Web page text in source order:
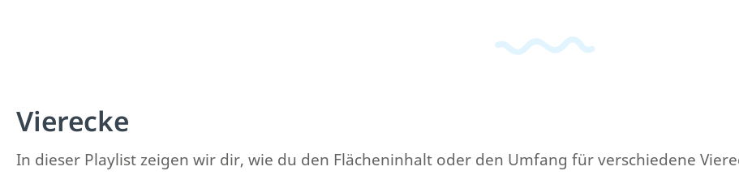
Vierecke
In dieser Playlist zeigen wir dir, wie du den Flächeninhalt oder den Umfang für verschiedene